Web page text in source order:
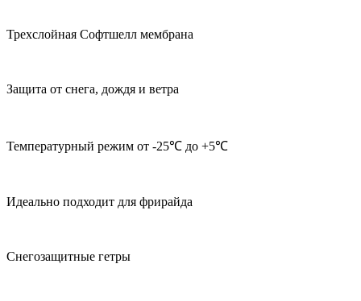
Трехслойная Софтшелл мембрана
Защита от снега, дождя и ветра
Температурный режим от -25℃ до +5℃
Идеально подходит для фрирайда
Снегозащитные гетры